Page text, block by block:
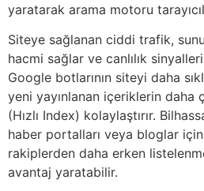
yaratarak arama motoru
Siteye sağlanan ciddi trafik,
hacmi sağlar ve canlılık
Google botlarının siteyi daha
yeni yayınlanan içeriklerin daha
(Hızlı Index) kolaylaştırır.
haber portalları veya bloglar
rakiplerden daha erken
avantaj yaratabilir.